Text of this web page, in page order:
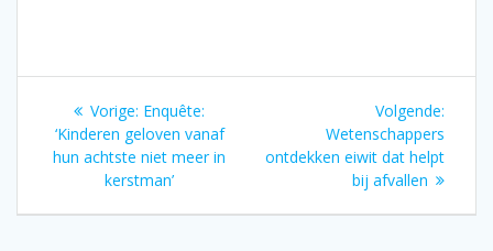
Bericht
navigatie
Vorige: Vorig
bericht:
Enquête:
‘Kinderen geloven vanaf
hun achtste niet meer in
kerstman’
Volgende:
Wetenschappers
ontdekken eiwit dat helpt
bij afvallen